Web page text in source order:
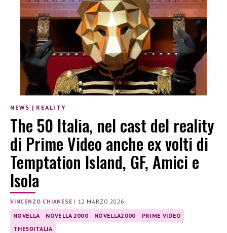
NEWS | REALITY
The 50 Italia, nel cast del reality
di Prime Video anche ex volti di
Temptation Island, GF, Amici e
Isola
VINCENZO CHIANESE | 12 MARZO 2026
NOVELLA NOVELLA 2000 NOVELLA2000
PRIME VIDEO
THE50ITALIA